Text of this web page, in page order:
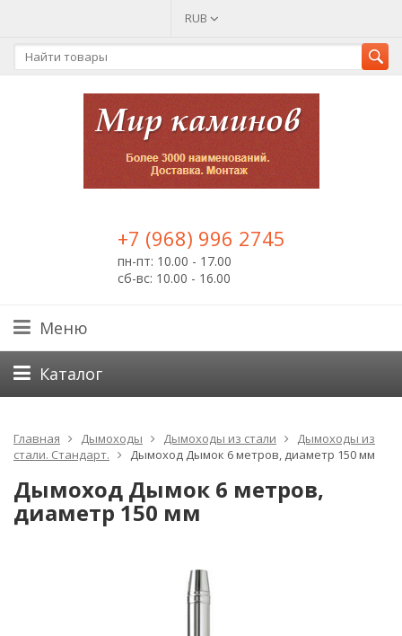
RUB
+7 (968) 996 2745
пн-пт: 10.00 - 17.00
сб-вс: 10.00 - 16.00
Меню
Каталог
Главная Дымоходы Дымоходы из стали
Дымоходы из
стали. Стандарт.
Дымоход Дымок 6 метров, диаметр 150 мм
Дымоход Дымок 6 метров,
диаметр 150 мм